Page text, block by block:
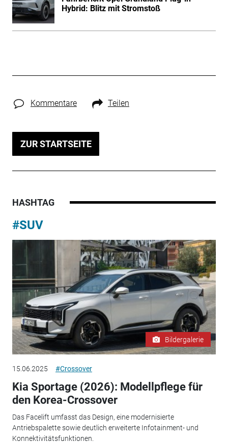
Hybrid: Blitz mit Stromstoß
Kommentare Teilen
ZUR STARTSEITE
HASHTAG
#SUV
Bildergalerie
15.06.2025 #Crossover
Kia Sportage (2026): Modellpflege für
den Korea-Crossover
Das Facelift umfasst das Design, eine modernisierte
Antriebspalette sowie deutlich erweiterte Infotainment- und
Konnektivitätsfunktionen.